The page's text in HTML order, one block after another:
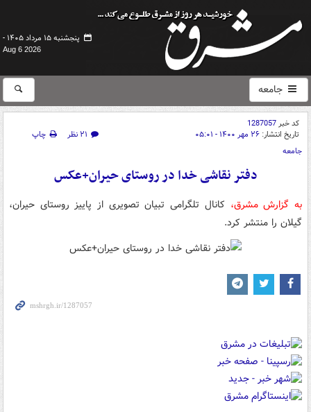
پنجشنبه ۱۵ مرداد ۱۴۰۵ -
Aug 6 2026
جامعه
کد خبر1287057
تاریخ انتشار: ۲۶ مهر ۱۴۰۰ - ۰۵:۰۱ ۲۱ نظر
چاپ
جامعه
دفتر نقاشی خدا در روستای حیران+عکس
به گزارش مشرق، کانال تلگرامی تبیان تصویری از پاییز روستای حیران،
گیلان را منتشر کرد.